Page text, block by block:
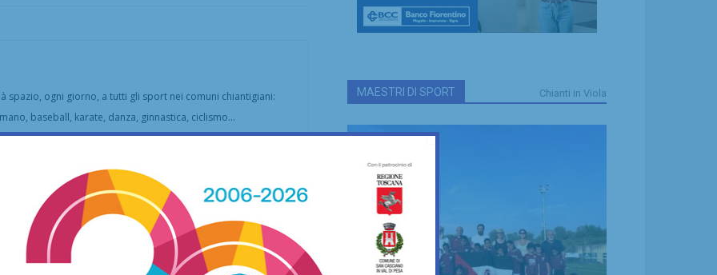
spazio, ogni giorno, a tutti gli sport nei comuni chiantigiani:
baseball, karate, danza, ginnastica, ciclismo...
MAESTRI DI SPORT Chianti in Viola